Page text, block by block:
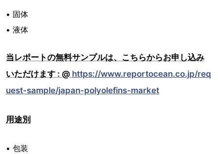
• 固体
• 液体
当レポートの無料サンプルは、こちらからお申し込み
いただけます : @ https://www.reportocean.co.jp/req
uest-sample/japan-polyolefins-market
用途別
• 包装